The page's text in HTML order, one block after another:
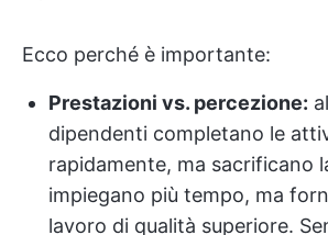
Ecco perché è importante:
Prestazioni vs. percezione:
dipendenti completano le
rapidamente, ma sacrificano
impiegano più tempo, ma
lavoro di qualità superiore.